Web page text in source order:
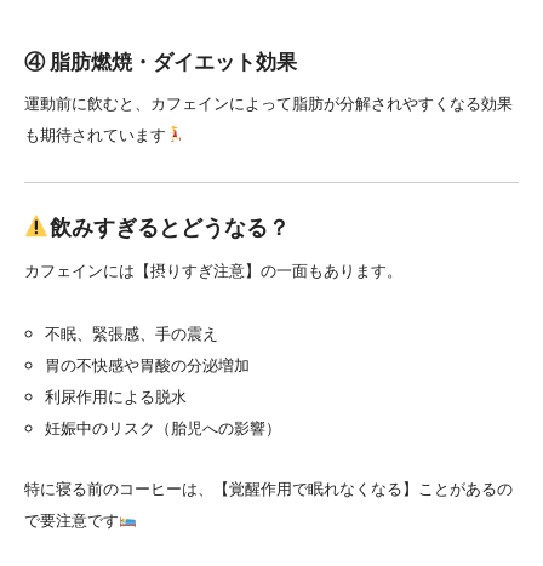
④ 脂肪燃焼・ダイエット効果
運動前に飲むと、カフェインによって脂肪が分解されやすくなる効果
も期待されています
飲みすぎるとどうなる？
カフェインには【摂りすぎ注意】の一面もあります。
不眠、緊張感、手の震え
胃の不快感や胃酸の分泌増加
利尿作用による脱水
妊娠中のリスク（胎児への影響）
特に寝る前のコーヒーは、【覚醒作用で眠れなくなる】ことがあるの
で要注意です